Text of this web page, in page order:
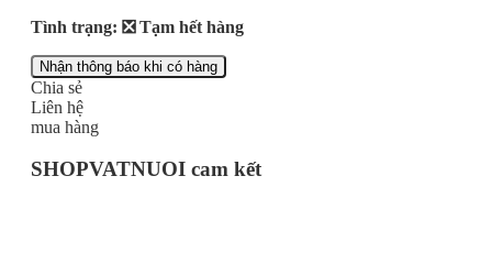
Tình trạng: ❎ Tạm hết hàng
Nhận thông báo khi có hàng
Chia sẻ
Liên hệ
mua hàng
SHOPVATNUOI cam kết